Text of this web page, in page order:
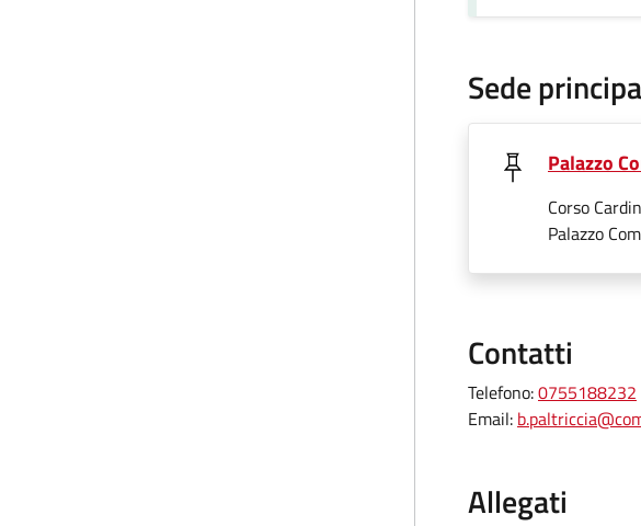
Sede
Palazzo
Corso
Palazzo
Contatti
Telefono:0755188232
Email:
Allegati